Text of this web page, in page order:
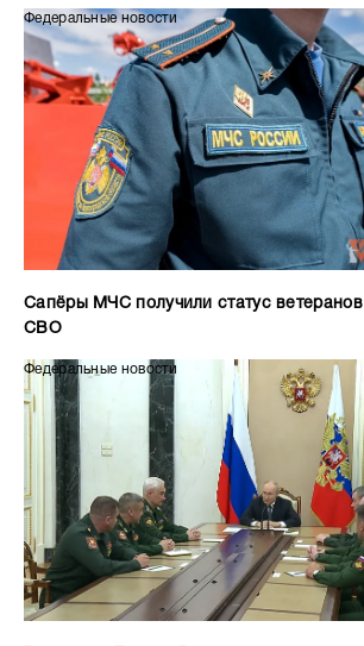
Федеральные новости
Сапёры МЧС получили статус ветеранов
СВО
Федеральные новости